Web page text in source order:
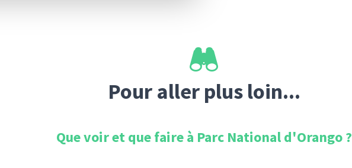
Pour aller plus loin...
Que voir et que faire à Parc National d'Orango?